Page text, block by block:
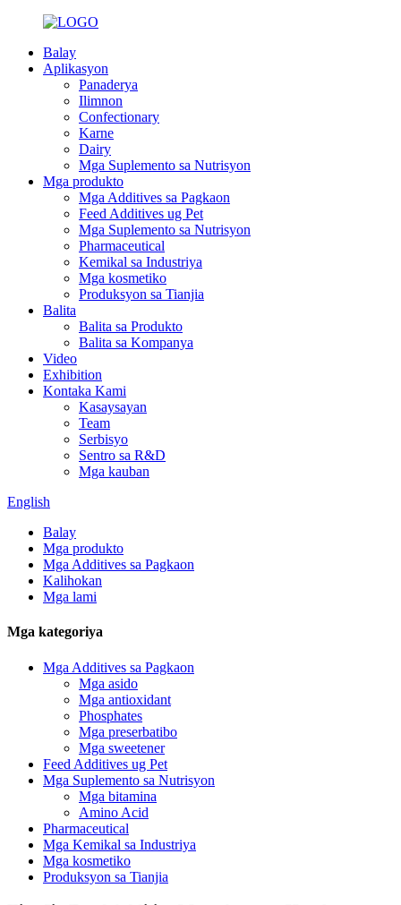
Balay
Aplikasyon
Panaderya
Ilimnon
Confectionary
Karne
Dairy
Mga Suplemento sa Nutrisyon
Mga produkto
Mga Additives sa Pagkaon
Feed Additives ug Pet
Mga Suplemento sa Nutrisyon
Pharmaceutical
Kemikal sa Industriya
Mga kosmetiko
Produksyon sa Tianjia
Balita
Balita sa Produkto
Balita sa Kompanya
Video
Exhibition
Kontaka Kami
Kasaysayan
Team
Serbisyo
Sentro sa R&D
Mga kauban
English
Balay
Mga produkto
Mga Additives sa Pagkaon
Kalihokan
Mga lami
Mga kategoriya
Mga Additives sa Pagkaon
Mga asido
Mga antioxidant
Phosphates
Mga preserbatibo
Mga sweetener
Feed Additives ug Pet
Mga Suplemento sa Nutrisyon
Mga bitamina
Amino Acid
Pharmaceutical
Mga Kemikal sa Industriya
Mga kosmetiko
Produksyon sa Tianjia